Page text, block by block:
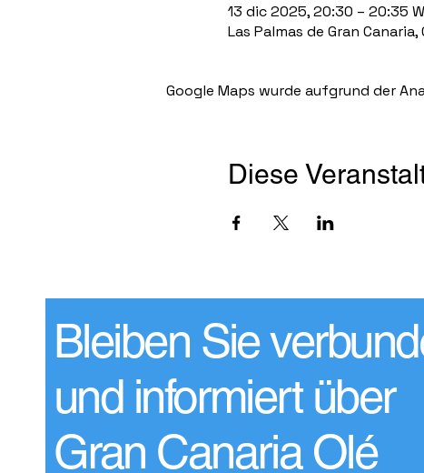
13 dic 2025, 20:30 – 20:35
Las Palmas de Gran
Google Maps wurde aufgrund der
Diese
Bleiben Sie
und informiert über
Gran Canaria Olé